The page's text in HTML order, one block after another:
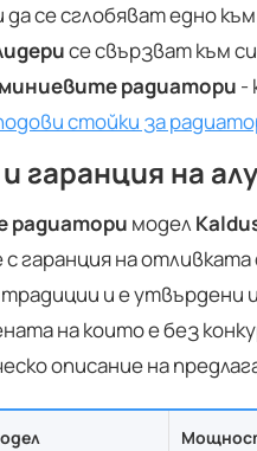
да се сглобяват едно
се свързват към
радиатори -
стойки за
гаранция на
радиатори модел
с гаранция на
и е утвърдени
на които е без
описание на